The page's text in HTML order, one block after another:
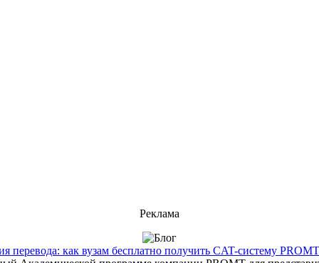
Реклама
перевода: как вузам бесплатно получить CAT-систему